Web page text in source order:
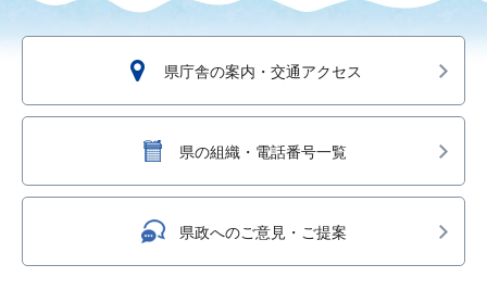
県庁舎の案内・交通アクセス
県の組織・電話番号一覧
県政へのご意見・ご提案